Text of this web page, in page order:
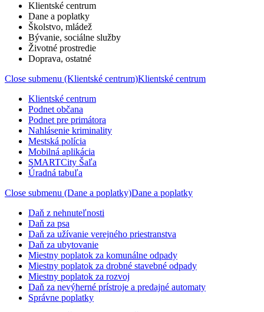
Klientské centrum
Dane a poplatky
Školstvo, mládež
Bývanie, sociálne služby
Životné prostredie
Doprava, ostatné
Close submenu (Klientské centrum)Klientské centrum
Klientské centrum
Podnet občana
Podnet pre primátora
Nahlásenie kriminality
Mestská polícia
Mobilná aplikácia
SMARTCity Šaľa
Úradná tabuľa
Close submenu (Dane a poplatky)Dane a poplatky
Daň z nehnuteľnosti
Daň za psa
Daň za užívanie verejného priestranstva
Daň za ubytovanie
Miestny poplatok za komunálne odpady
Miestny poplatok za drobné stavebné odpady
Miestny poplatok za rozvoj
Daň za nevýherné prístroje a predajné automaty
Správne poplatky